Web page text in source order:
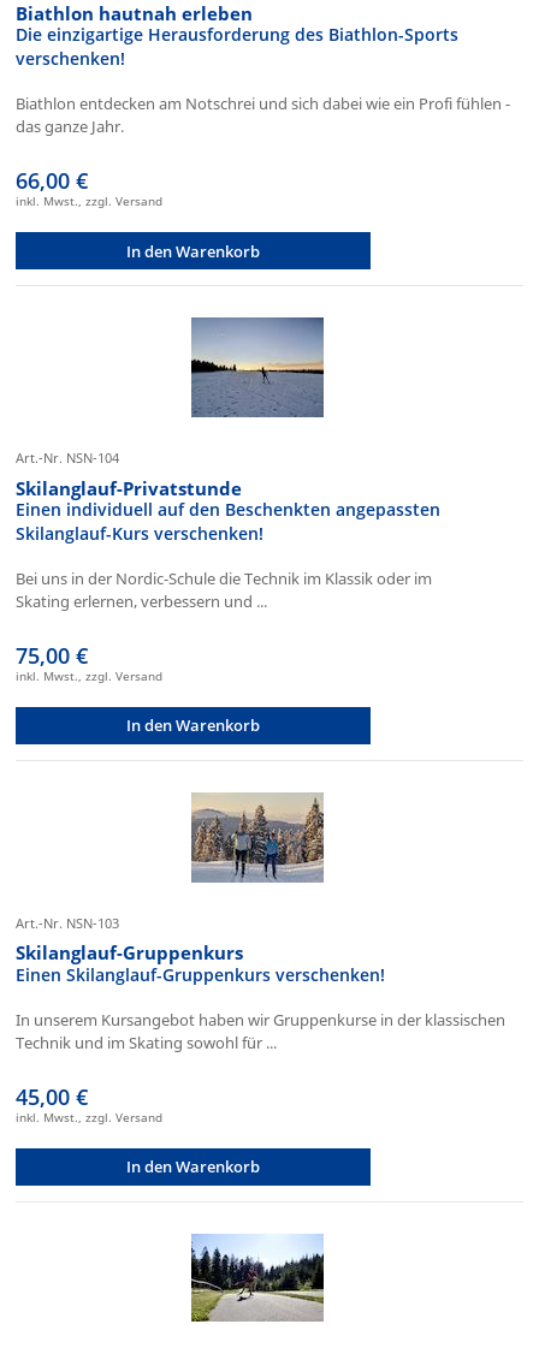
Biathlon hautnah erleben
Die einzigartige Herausforderung des Biathlon-Sports
verschenken!
Biathlon entdecken am Notschrei und sich dabei wie ein Profi fühlen -
das ganze Jahr.
66,00 €
inkl. Mwst., zzgl. Versand
In den Warenkorb
Art.-Nr. NSN-104
Skilanglauf-Privatstunde
Einen individuell auf den Beschenkten angepassten
Skilanglauf-Kurs verschenken!
Bei uns in der Nordic-Schule die Technik im Klassik oder im
Skating erlernen, verbessern und ...
75,00 €
inkl. Mwst., zzgl. Versand
In den Warenkorb
Art.-Nr. NSN-103
Skilanglauf-Gruppenkurs
Einen Skilanglauf-Gruppenkurs verschenken!
In unserem Kursangebot haben wir Gruppenkurse in der klassischen
Technik und im Skating sowohl für ...
45,00 €
inkl. Mwst., zzgl. Versand
In den Warenkorb